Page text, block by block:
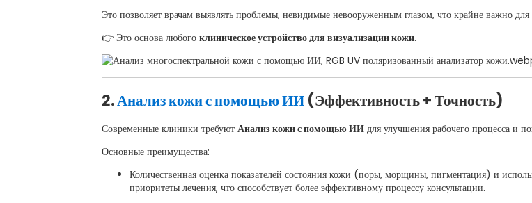
Это позволяет врачам выявлять проблемы, невидимые невооруженным глазом, что крайне важно для
👉 Это основа любого клиническое устройство для визуализации кожи.
2.Анализ кожи с помощью ИИ (Эффективность + Точность)
Современные клиники требуют Анализ кожи с помощью ИИ для улучшения рабочего процесса и
Основные преимущества:
Количественная оценка показателей состояния кожи (поры, морщины, пигментация) и
приоритеты лечения, что способствует более эффективному процессу консультации.